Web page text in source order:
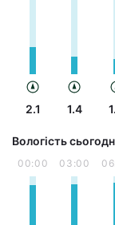
2.1 1.4
Вологість
00:00 03:00